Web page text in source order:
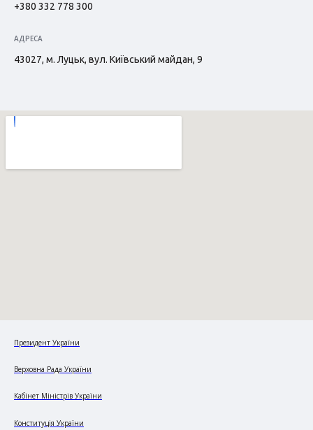
+380 332 778 300
АДРЕСА
43027, м. Луцьк, вул. Київський майдан, 9
Президент України
Верховна Рада України
Кабінет Міністрів України
Конституція України